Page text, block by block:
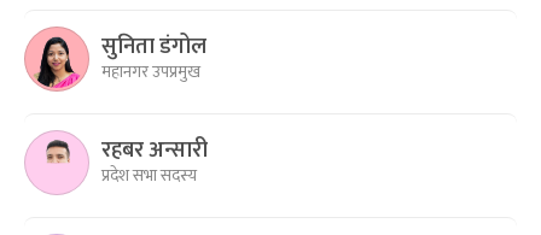
सुनिता डंगोल
महानगर उपप्रमुख
रहबर अन्सारी
प्रदेश सभा सदस्य